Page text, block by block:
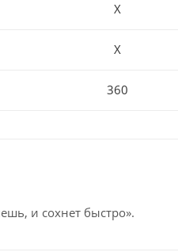
Х
Х
360
и сохнет быстро».